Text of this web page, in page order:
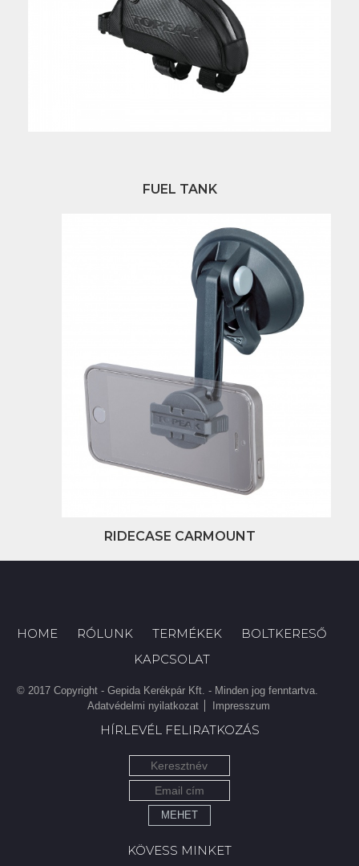
FUEL TANK
RIDECASE CARMOUNT
HOME RÓLUNK TERMÉKEK
BOLTKERESŐ
KAPCSOLAT
© 2017 Copyright - Gepida Kerékpár Kft. - Minden jog fenntartva.
Adatvédelmi nyilatkozat
Impresszum
HÍRLEVÉL FELIRATKOZÁS
MEHET
KÖVESS MINKET